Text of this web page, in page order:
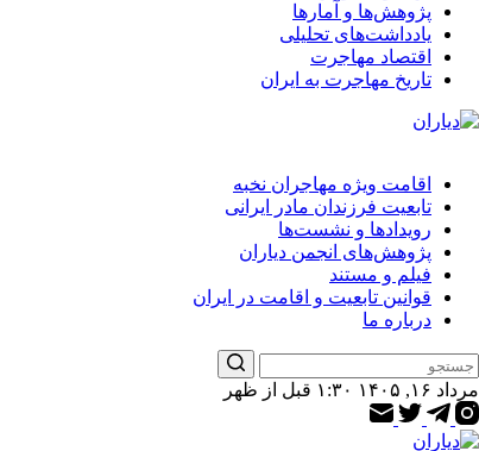
پژوهش‌ها و آمارها
یادداشت‌های تحلیلی
اقتصاد مهاجرت
تاریخ مهاجرت به ایران
اقامت ویژه مهاجران نخبه
تابعیت فرزندان مادر ایرانی
رویدادها و نشست‌ها
پژوهش‌های انجمن دیاران
فیلم و مستند
قوانین تابعیت و اقامت در ایران
درباره ما
مرداد ۱۶, ۱۴۰۵ ۱:۳۰ قبل از ظهر